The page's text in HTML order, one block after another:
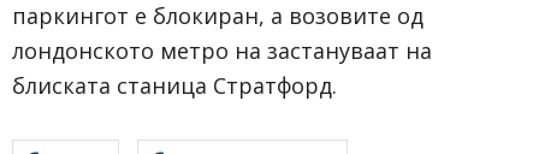
паркингот е блокиран, а возовите од
лондонското метро на застануваат на
блиската станица Стратфорд.